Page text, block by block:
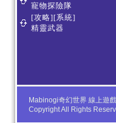
寵物探險隊
[攻略][系統]
精靈武器
Mabinogi奇幻世界 線上遊
Copyright All Rights